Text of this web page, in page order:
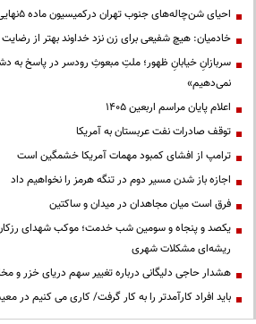
احیای شن‌چاله‌های جنوب تهران درکمیسیون ماده ۵نهایی شد
خادمیان: هیچ شفیعی برای زن نزد خداوند بهتر از
سربازانِ خیابانِ ظهور؛ ملتِ مبعوثِ رودسر در پاسخ به
نمی‌دهیم»
اعلام پایان مراسم اربعین ۱۴۰۵
توقف صادرات نفت عربستان به آمریکا
ترامپ از افشای کمبود مهمات آمریکا خشمگین است
اجازه باز شدن مسیر دوم در تنگه هرمز را نخواهیم داد
فرق است میان مجاهدان در میدان و ساکتین
یکصد و پنجاه و سومین شب خدمت؛ موکب شهدای
ریشه‌ای مشکلات شهری
هشدار حاجی دلیگانی درباره تغییر سهم دریای خزر و
باید افراد کارآمدتر را به کار گرفت/ کاری می کنیم